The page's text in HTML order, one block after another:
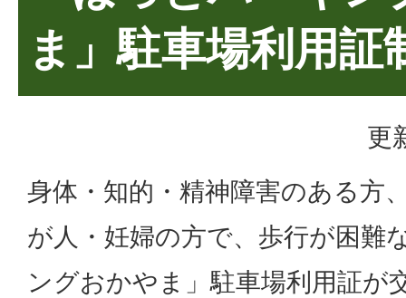
ま」駐車場利用証
更
身体・知的・精神障害のある方
が人・妊婦の方で、歩行が困難
ングおかやま」駐車場利用証が